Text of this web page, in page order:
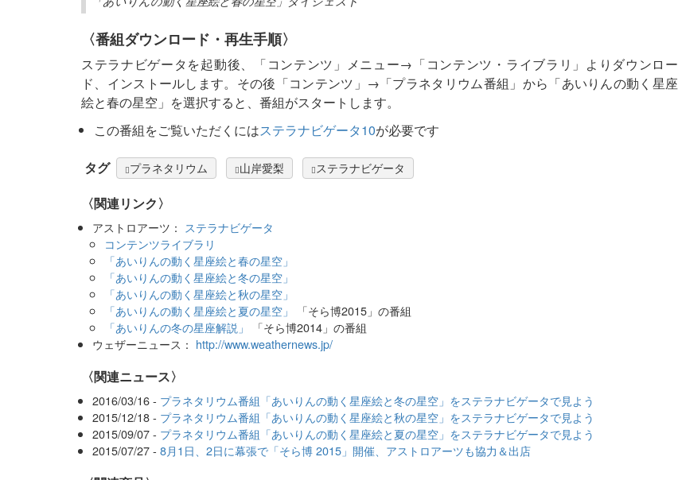
〈番組ダウンロード・再生手順〉
ステラナビゲータを起動後、「コンテンツ」メニュー→「コンテンツ・ライブラリ」よりダウンロー
ド、インストールします。その後「コンテンツ」→「プラネタリウム番組」から「あいりんの動く星座
絵と春の星空」を選択すると、番組がスタートします。
この番組をご覧いただくにはステラナビゲータ10が必要です
タグ プラネタリウム 山岸愛梨 ステラナビゲータ
〈関連リンク〉
アストロアーツ： ステラナビゲータ
コンテンツライブラリ
「あいりんの動く星座絵と春の星空」
「あいりんの動く星座絵と冬の星空」
「あいりんの動く星座絵と秋の星空」
「あいりんの動く星座絵と夏の星空」
「そら博2015」の番組
「あいりんの冬の星座解説」
「そら博2014」の番組
ウェザーニュース： http://www.weathernews.jp/
〈関連ニュース〉
2016/03/16 - プラネタリウム番組「あいりんの動く星座絵と冬の星空」をステラナビゲータで見よう
2015/12/18 - プラネタリウム番組「あいりんの動く星座絵と秋の星空」をステラナビゲータで見よう
2015/09/07 - プラネタリウム番組「あいりんの動く星座絵と夏の星空」をステラナビゲータで見よう
2015/07/27 -8月1日、2日に幕張で「そら博 2015」開催、アストロアーツも協力＆出店